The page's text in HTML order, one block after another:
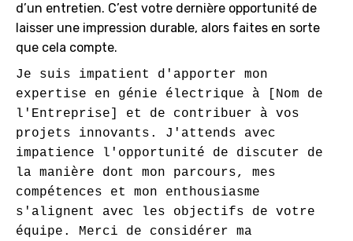
d’un entretien. C’est votre dernière opportunité de
laisser une impression durable, alors faites en sorte
que cela compte.
Je suis impatient d'apporter mon
expertise en génie électrique à [Nom de
l'Entreprise] et de contribuer à vos
projets innovants. J'attends avec
impatience l'opportunité de discuter de
la manière dont mon parcours, mes
compétences et mon enthousiasme
s'alignent avec les objectifs de votre
équipe. Merci de considérer ma